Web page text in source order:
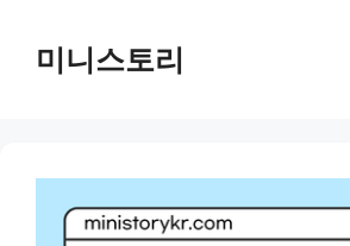
content미니스토리